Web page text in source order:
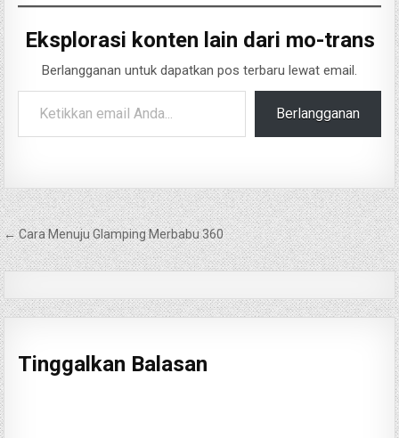
Eksplorasi konten lain dari mo-trans
Berlangganan untuk dapatkan pos terbaru lewat email.
Ketikkan email Anda...
Berlangganan
Navigasi
pos
← Cara Menuju Glamping Merbabu 360
Tinggalkan Balasan